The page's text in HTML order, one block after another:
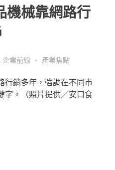
機械靠網路行
企業前線 產業焦點
行銷多年，強調在不同市
字。（照片提供／安口食